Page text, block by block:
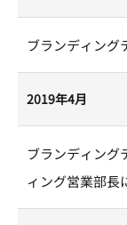
ブランディング
2019年4月
ブランディング
ィング営業部長